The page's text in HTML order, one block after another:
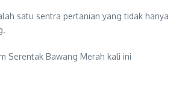
satu sentra pertanian yang tidak hanya
Serentak Bawang Merah kali ini